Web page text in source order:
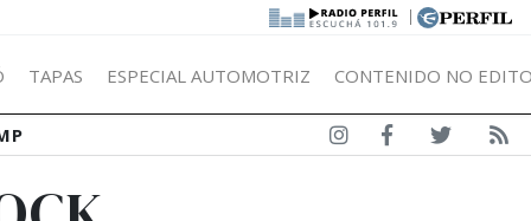
|
TAPAS ESPECIAL AUTOMOTRIZ CONTENIDO NO